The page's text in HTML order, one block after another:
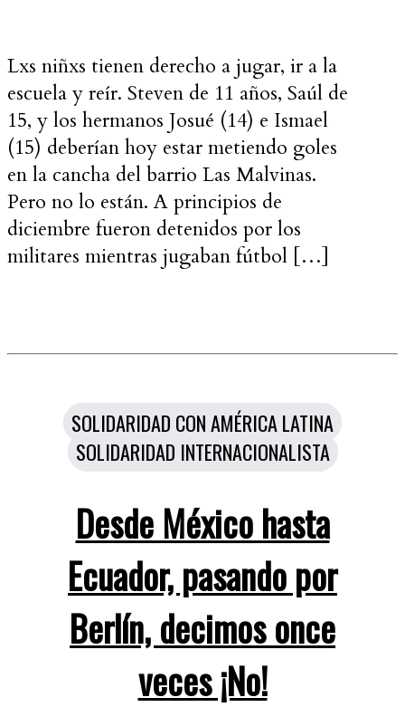
Lxs niñxs tienen derecho a jugar, ir a la
escuela y reír. Steven de 11 años, Saúl de
15, y los hermanos Josué (14) e Ismael
(15) deberían hoy estar metiendo goles
en la cancha del barrio Las Malvinas.
Pero no lo están. A principios de
diciembre fueron detenidos por los
militares mientras jugaban fútbol […]
Categorías
SOLIDARIDAD CON AMÉRICA LATINA
SOLIDARIDAD INTERNACIONALISTA
Desde México hasta
Ecuador, pasando por
Berlín, decimos once
veces ¡No!